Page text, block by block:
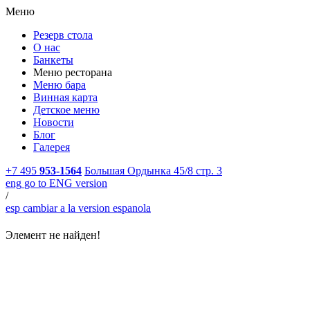
Меню
Резерв стола
О нас
Банкеты
Меню ресторана
Меню бара
Винная карта
Детское меню
Новости
Блог
Галерея
+7 495 953-1564 Большая Ордынка 45/8 стр. 3
eng go to ENG version
/
esp cambiar a la version espanola
Элемент не найден!